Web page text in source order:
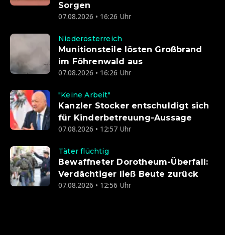
Sorgen
07.08.2026 • 16:26 Uhr
Niederösterreich
Munitionsteile lösten Großbrand
im Föhrenwald aus
07.08.2026 • 16:26 Uhr
"Keine Arbeit"
Kanzler Stocker entschuldigt sich
für Kinderbetreuung-Aussage
07.08.2026 • 12:57 Uhr
Täter flüchtig
Bewaffneter Dorotheum-Überfall:
Verdächtiger ließ Beute zurück
07.08.2026 • 12:56 Uhr